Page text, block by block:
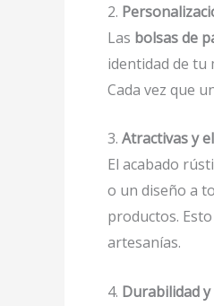
2.
Las bolsas de
identidad de tu
Cada vez que
3. Atractivas y
El acabado
o un diseño a
productos.
artesanías.
4. Durabilidad